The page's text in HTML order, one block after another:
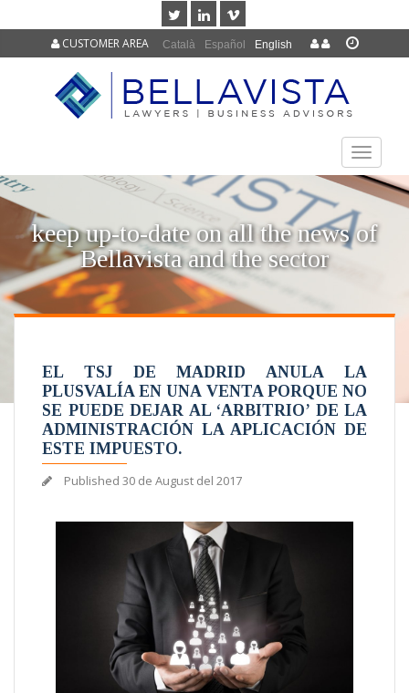
Català Español English
CUSTOMER AREA
TOGGLE
keep up-to-date on all the news of
Bellavista and the sector
EL TSJ DE MADRID ANULA LA
PLUSVALÍA EN UNA VENTA PORQUE NO
SE PUEDE DEJAR AL ‘ARBITRIO’ DE LA
ADMINISTRACIÓN LA APLICACIÓN DE
ESTE IMPUESTO.
Published 30 de August del 2017